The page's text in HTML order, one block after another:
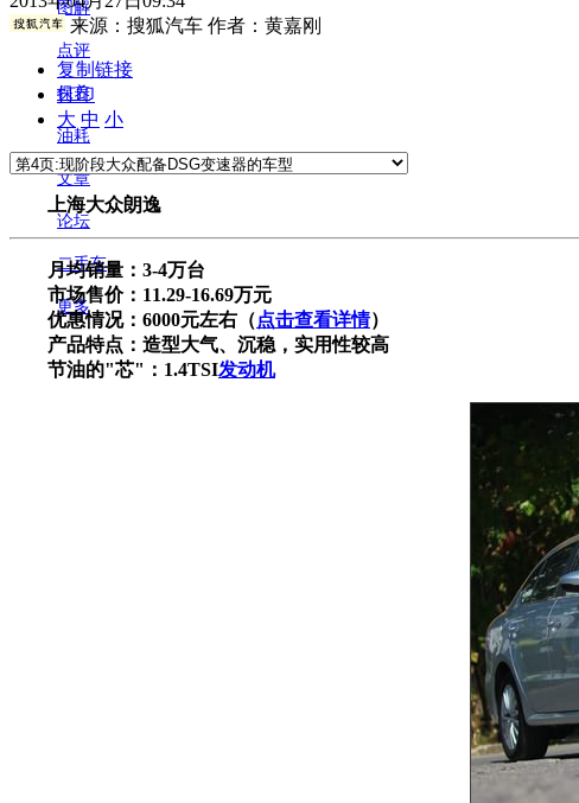
图解
点评
保养
油耗
文章
论坛
二手车
更多
来源： 搜狐汽车作者：黄嘉刚
复制链接
打印
大 中 小
上海大众朗逸
月均销量：3-4万台
市场售价：11.29-16.69万元
优惠情况：6000元左右（点击查看详情）
产品特点：造型大气、沉稳，实用性较高
节油的"芯"：1.4TSI发动机